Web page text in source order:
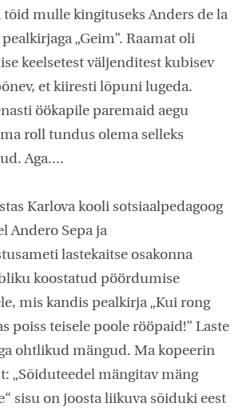
tõid mulle kingituseks Anders de la
„Geim”. Raamat oli
keelsetest väljenditest kubisev
et kiiresti lõpuni lugeda.
öökapile paremaid aegu
roll tundus olema selleks
Aga....
Karlova kooli sotsiaalpedagoog
Andero Sepa ja
lastekaitse osakonna
koostatud pöördumise
mis kandis pealkirja „Kui rong
poiss teisele poole rööpaid!” Laste
ohtlikud mängud. Ma kopeerin
„Sõiduteedel mängitav mäng
sisu on joosta liikuva sõiduki eest